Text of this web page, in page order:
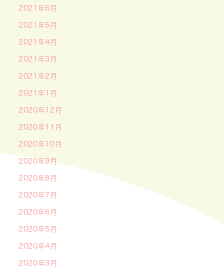
2021年6月
2021年5月
2021年4月
2021年3月
2021年2月
2021年1月
2020年12月
2020年11月
2020年10月
2020年9月
2020年8月
2020年7月
2020年6月
2020年5月
2020年4月
2020年3月